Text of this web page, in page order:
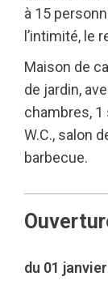
à 15
l’intimité, le
Maison de
de jardin,
chambres, 1
W.C., salon
barbecue.
du 01